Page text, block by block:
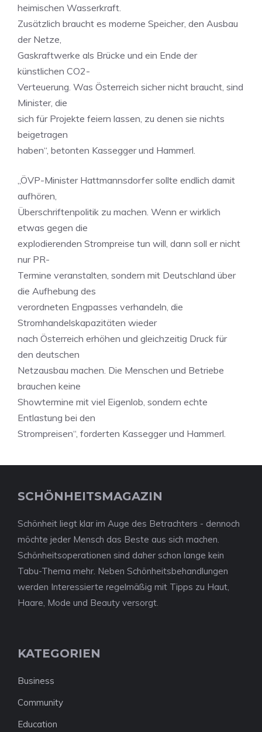
heimischen Wasserkraft.
Zusätzlich braucht es moderne Speicher, den Ausbau
der Netze,
Gaskraftwerke als Brücke und ein Ende der
künstlichen CO2-
Verteuerung. Was Österreich sicher nicht braucht, sind
Minister, die
sich für Projekte feiern lassen, zu denen sie nichts
beigetragen
haben“, betonten Kassegger und Hammerl.
„ÖVP-Minister Hattmannsdorfer sollte endlich damit
aufhören,
Überschriftenpolitik zu machen. Wenn er wirklich
etwas gegen die
explodierenden Strompreise tun will, dann soll er nicht
nur PR-
Termine veranstalten, sondern mit Deutschland über
die Aufhebung des
verordneten Engpasses verhandeln, die
Stromhandelskapazitäten wieder
nach Österreich erhöhen und gleichzeitig Druck für
den deutschen
Netzausbau machen. Die Menschen und Betriebe
brauchen keine
Showtermine mit viel Eigenlob, sondern echte
Entlastung bei den
Strompreisen“, forderten Kassegger und Hammerl.
SCHÖNHEITSMAGAZIN
Schönheit liegt klar im Auge des Betrachters - dennoch
möchte jeder Mensch das Beste aus sich machen.
Schönheitsoperationen sind daher schon lange kein
Tabu-Thema mehr. Neben Schönheitsbehandlungen
werden Interessierte regelmäßig mit Tipps zu Haut,
Haare, Mode und Beauty versorgt.
KATEGORIEN
Business
Community
Education